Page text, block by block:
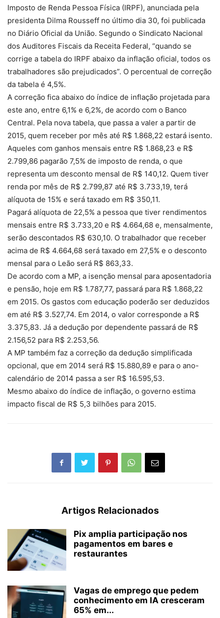
Imposto de Renda Pessoa Física (IRPF), anunciada pela
presidenta Dilma Rousseff no último dia 30, foi publicada
no Diário Oficial da União. Segundo o Sindicato Nacional
dos Auditores Fiscais da Receita Federal, “quando se
corrige a tabela do IRPF abaixo da inflação oficial, todos os
trabalhadores são prejudicados”. O percentual de correção
da tabela é 4,5%.
A correção fica abaixo do índice de inflação projetada para
este ano, entre 6,1% e 6,2%, de acordo com o Banco
Central. Pela nova tabela, que passa a valer a partir de
2015, quem receber por mês até R$ 1.868,22 estará isento.
Aqueles com ganhos mensais entre R$ 1.868,23 e R$
2.799,86 pagarão 7,5% de imposto de renda, o que
representa um desconto mensal de R$ 140,12. Quem tiver
renda por mês de R$ 2.799,87 até R$ 3.733,19, terá
alíquota de 15% e será taxado em R$ 350,11.
Pagará alíquota de 22,5% a pessoa que tiver rendimentos
mensais entre R$ 3.733,20 e R$ 4.664,68 e, mensalmente,
serão descontados R$ 630,10. O trabalhador que receber
acima de R$ 4.664,68 será taxado em 27,5% e o desconto
mensal para o Leão será R$ 863,33.
De acordo com a MP, a isenção mensal para aposentadoria
e pensão, hoje em R$ 1.787,77, passará para R$ 1.868,22
em 2015. Os gastos com educação poderão ser deduzidos
em até R$ 3.527,74. Em 2014, o valor corresponde a R$
3.375,83. Já a dedução por dependente passará de R$
2.156,52 para R$ 2.253,56.
A MP também faz a correção da dedução simplificada
opcional, que em 2014 será R$ 15.880,89 e para o ano-
calendário de 2014 passa a ser R$ 16.595,53.
Mesmo abaixo do índice de inflação, o governo estima
impacto fiscal de R$ 5,3 bilhões para 2015.
Artigos Relacionados
Pix amplia participação nos
pagamentos em bares e
restaurantes
Vagas de emprego que pedem
conhecimento em IA cresceram
65% em...